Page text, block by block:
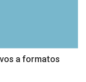
a formatos